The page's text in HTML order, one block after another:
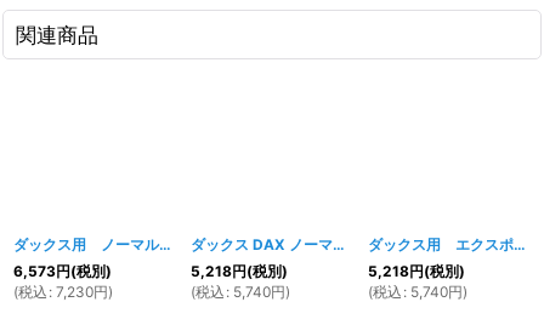
関連商品
ダックス用 ノーマルタイプ メッキフェンダー 前後セット [267w
6,573円(税別)
(税込 : 7,230円)
ダックス DAX ノーマルタイプガソリンタンク [247w
5,218円(税別)
(税込 : 5,740円)
ダックス用 エクスポフロントフェンダーセット
5,218円(税別)
(税込 : 5,740円)